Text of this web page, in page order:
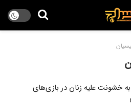
خشونت علیه زنان در بازی‌های